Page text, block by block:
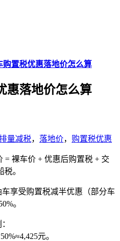
购置税优惠落地价怎么算
惠落地价怎么算
量减税， 落地价， 购置税优惠
= 裸车价 + 优惠后购置税 + 交
。
享受购置税减半优惠（部分车
。
元。